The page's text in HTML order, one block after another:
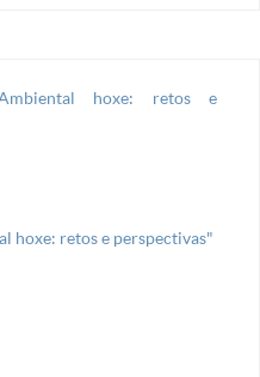
hoxe: retos e perspectivas"